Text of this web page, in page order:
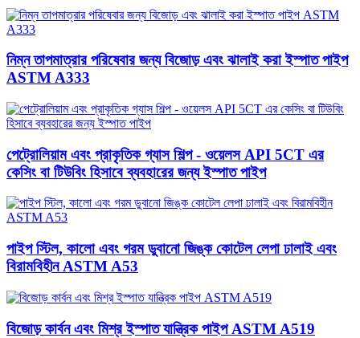
নিম্ন তাপমাত্রার পরিষেবার জন্য বিজোড় এবং ঝালাই করা ইস্পাত পাইপ
ASTM A333
পেট্রোলিয়াম এবং প্রাকৃতিক গ্যাস শিল্প - ওয়েলস API 5CT এর
কেসিং বা টিউবিং হিসাবে ব্যবহারের জন্য ইস্পাত পাইপ
পাইপ স্টিল, কালো এবং গরম ডুবানো জিঙ্ক কোটেল লেপা ঢালাই এবং
বিরামবিহীন ASTM A53
বিজোড় কার্বন এবং মিশ্র ইস্পাত যান্ত্রিক পাইপ ASTM A519